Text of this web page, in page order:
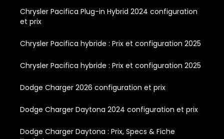
Chrysler Pacifica Plug-in Hybrid 2024 configuration
et prix
Chrysler Pacifica hybride : Prix et configuration 2025
Chrysler Pacifica hybride : Prix et configuration 2025
Dodge Charger 2026 configuration et prix
Dodge Charger Daytona 2024 configuration et prix
Dodge Charger Daytona : Prix, Specs & Fiche